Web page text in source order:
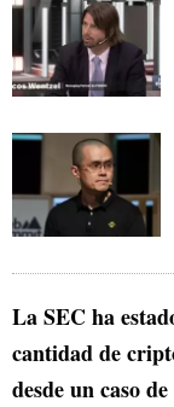
La SEC ha
cantidad de
desde un caso